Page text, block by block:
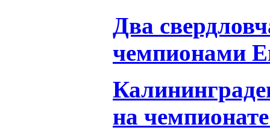
Два
чемпионами
на